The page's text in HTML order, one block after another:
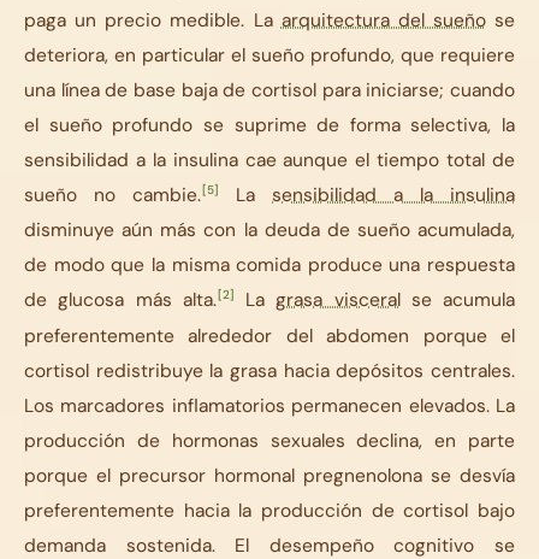
paga un precio medible. Laarquitectura del sueñose
deteriora, en particular el sueño profundo, que requiere
una línea de base baja de cortisol para iniciarse; cuando
el sueño profundo se suprime de forma selectiva, la
sensibilidad a la insulina cae aunque el tiempo total de
sueño no cambie.[5] La sensibilidad a la insulina
disminuye aún más con la deuda de sueño acumulada,
de modo que la misma comida produce una respuesta
de glucosa más alta.[2] Lagrasa visceralse acumula
preferentemente alrededor del abdomen porque el
cortisol redistribuye la grasa hacia depósitos centrales.
Los marcadores inflamatorios permanecen elevados. La
producción de hormonas sexuales declina, en parte
porque el precursor hormonal pregnenolona se desvía
preferentemente hacia la producción de cortisol bajo
demanda sostenida. El desempeño cognitivo se